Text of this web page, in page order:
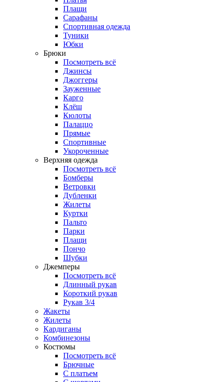
Плащи
Сарафаны
Спортивная одежда
Туники
Юбки
Брюки
Посмотреть всё
Джинсы
Джоггеры
Зауженные
Карго
Клёш
Кюлоты
Палаццо
Прямые
Спортивные
Укороченные
Верхняя одежда
Посмотреть всё
Бомберы
Ветровки
Дубленки
Жилеты
Куртки
Пальто
Парки
Плащи
Пончо
Шубки
Джемперы
Посмотреть всё
Длинный рукав
Короткий рукав
Рукав 3/4
Жакеты
Жилеты
Кардиганы
Комбинезоны
Костюмы
Посмотреть всё
Брючные
С платьем